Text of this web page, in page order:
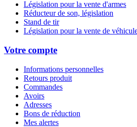
Législation pour la vente d'armes
Réducteur de son, législation
Stand de tir
Législation pour la vente de
Votre compte
Informations personnelles
Retours produit
Commandes
Avoirs
Adresses
Bons de réduction
Mes alertes